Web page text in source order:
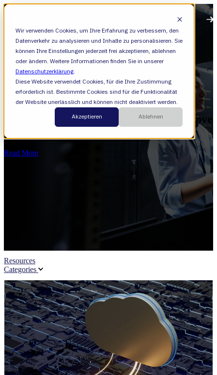
Wir verwenden Cookies, um Ihre Erfahrung zu verbessern, den
Datenverkehr zu analysieren und Inhalte zu personalisieren. Sie
können Ihre Einstellungen jederzeit frei akzeptieren, ablehnen
oder ändern. Weitere Informationen finden Sie in unserer
Datenschutzerklärung.
Diese Website verwendet Cookies, für die Ihre Zustimmung
erforderlich ist. Bestimmte Cookies sind für die Funktionalität
der Website unerlässlich und können nicht deaktiviert werden.
Akzeptieren
Ablehnen
Open main navigation
Confluence
Outlining indicators that it's time to move
to Data Center
Read More
Resources
Categories